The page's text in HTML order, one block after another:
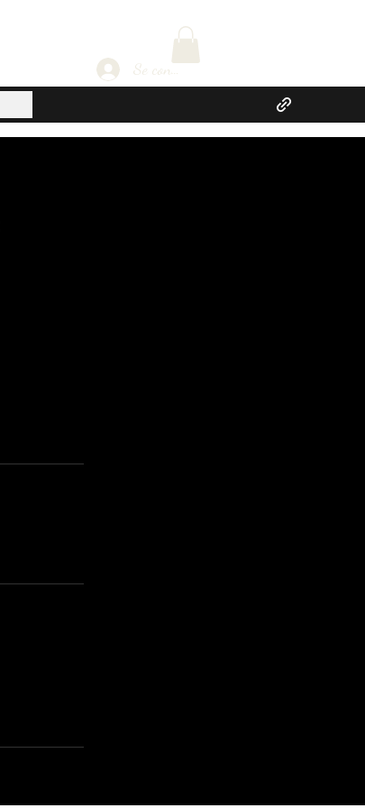
Se connecter